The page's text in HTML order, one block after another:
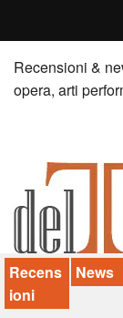
Home
Recensioni
News
Palazzi consiglia
Video
Chi siamo
Recensioni &
opera, arti
Recens
ioni
News